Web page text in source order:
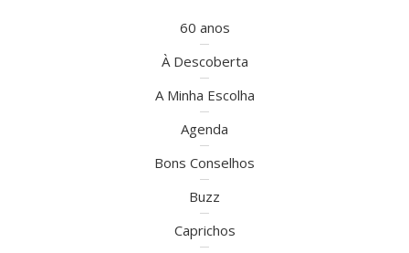
60 anos
À Descoberta
A Minha Escolha
Agenda
Bons Conselhos
Buzz
Caprichos